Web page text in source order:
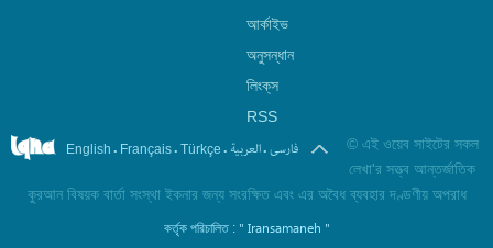
আর্কাইভ
অনুসন্ধান
লিংক্‌স
RSS
English . Français. Türkçe . العربیة.فارسی © এই ওয়েব সাইটের সকল
লেখা'র সত্ত্ব আন্তর্জাতিক
কুরআন বিষয়ক বার্তা সংস্থা ইকনার জন্য সংরক্ষিত এবং এর অবৈধ ব্যবহার দণ্ডণীয় অপরাধ
কর্তৃক পরিচালিত : " Iransamaneh "